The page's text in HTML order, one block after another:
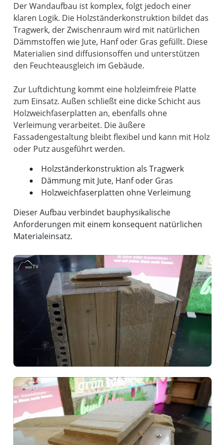
Der Wandaufbau ist komplex, folgt jedoch einer
klaren Logik. Die Holzständerkonstruktion bildet das
Tragwerk, der Zwischenraum wird mit natürlichen
Dämmstoffen wie Jute, Hanf oder Gras gefüllt. Diese
Materialien sind diffusionsoffen und unterstützen
den Feuchteausgleich im Gebäude.
Zur Luftdichtung kommt eine holzleimfreie Platte
zum Einsatz. Außen schließt eine dicke Schicht aus
Holzweichfaserplatten an, ebenfalls ohne
Verleimung verarbeitet. Die äußere
Fassadengestaltung bleibt flexibel und kann mit Holz
Holzständerkonstruktion als Tragwerk
Dämmung mit Jute, Hanf oder Gras
Holzweichfaserplatten ohne Verleimung
Dieser Aufbau verbindet bauphysikalische
Anforderungen mit einem konsequent natürlichen
Materialeinsatz.